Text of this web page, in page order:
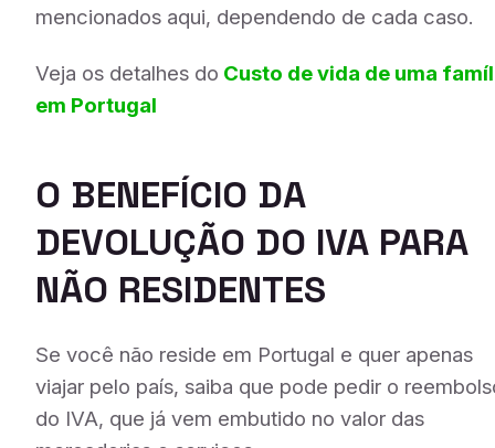
mencionados aqui, dependendo de cada caso.
Veja os detalhes do Custo de vida de uma
em Portugal
O BENEFÍCIO DA
DEVOLUÇÃO DO IVA PARA
NÃO RESIDENTES
Se você não reside em Portugal e quer apenas
viajar pelo país, saiba que pode pedir o
do IVA, que já vem embutido no valor das